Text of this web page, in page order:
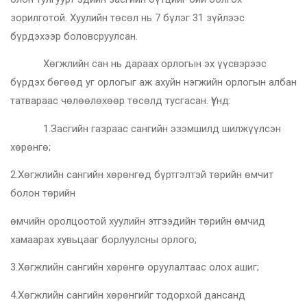
зорилготой. Хуулийн төсөл нь 7 бүлэг 31 зүйлээс
бүрдэхээр боловсруулсан.
Хөгжлийн сан нь дараах орлогын эх үүсвэрээс
бүрдэх бөгөөд уг орлогыг аж ахуйн нэгжийн орлогын албан
татвараас чөлөөлөхөөр төсөлд тусгасан. Үүнд:
1.Засгийн газраас сангийн эзэмшилд шилжүүлсэн
хөрөнгө;
2.Хөгжлийн сангийн хөрөнгөд бүртгэлтэй төрийн өмчит
болон төрийн
өмчийн оролцоотой хуулийн этгээдийн төрийн өмчид
хамаарах хувьцааг борлуулсны орлого;
3.Хөгжлийн сангийн хөрөнгө оруулалтаас олох ашиг;
4.Хөгжлийн сангийн хөрөнгийг тодорхой дансанд